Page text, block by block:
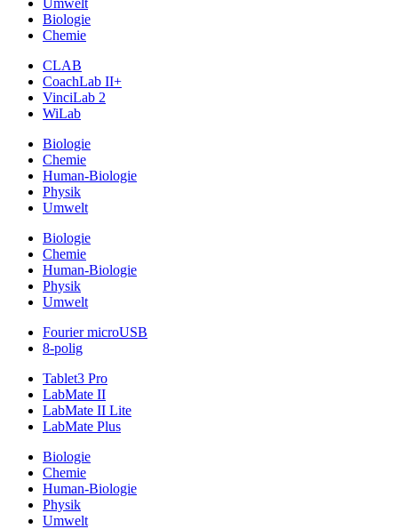
Umwelt
Biologie
Chemie
CLAB
CoachLab II+
VinciLab 2
WiLab
Biologie
Chemie
Human-Biologie
Physik
Umwelt
Biologie
Chemie
Human-Biologie
Physik
Umwelt
Fourier microUSB
8-polig
Tablet3 Pro
LabMate II
LabMate II Lite
LabMate Plus
Biologie
Chemie
Human-Biologie
Physik
Umwelt